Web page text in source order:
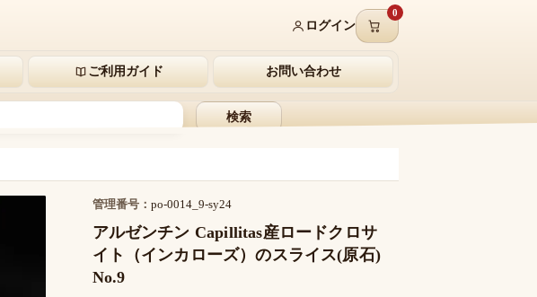
ログイン
0
ご利用ガイド お問い合わせ
検索
管理番号： po-0014_9-sy24
アルゼンチン Capillitas産ロードクロサ
イト（インカローズ）のスライス(原石)
No.9